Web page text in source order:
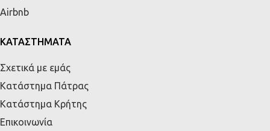
Airbnb
ΚΑΤΑΣΤΗΜΑΤΑ
Σχετικά με εμάς
Κατάστημα Πάτρας
Κατάστημα Κρήτης
Επικοινωνία